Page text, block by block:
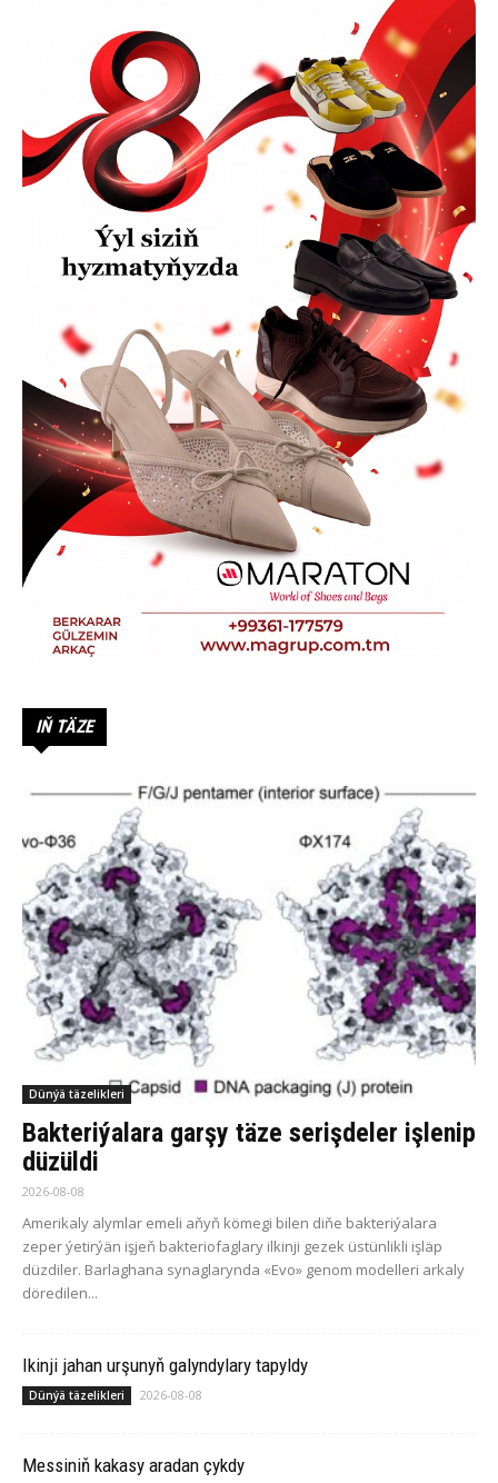
IŇ TÄZE
Dünýä täzelikleri
Bakteriýalara garşy täze serişdeler işlenip
düzüldi
2026-08-08
Amerikaly alymlar emeli aňyň kömegi bilen diňe bakteriýalara
zeper ýetirýän işjeň bakteriofaglary ilkinji gezek üstünlikli işläp
düzdiler. Barlaghana synaglarynda «Evo» genom modelleri arkaly
döredilen...
Ikinji jahan urşunyň galyndylary tapyldy
Dünýä täzelikleri 2026-08-08
Messiniň kakasy aradan çykdy